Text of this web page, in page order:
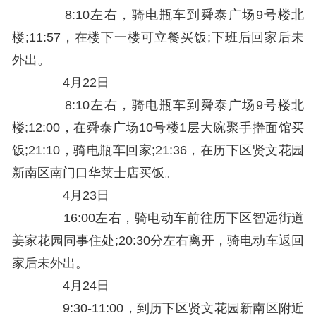
8:10左右，骑电瓶车到舜泰广场9号楼北
楼;11:57，在楼下一楼可立餐买饭;下班后回家后未
外出。
4月22日
8:10左右，骑电瓶车到舜泰广场9号楼北
楼;12:00，在舜泰广场10号楼1层大碗聚手擀面馆买
饭;21:10，骑电瓶车回家;21:36，在历下区贤文花园
新南区南门口华莱士店买饭。
4月23日
16:00左右，骑电动车前往历下区智远街道
姜家花园同事住处;20:30分左右离开，骑电动车返回
家后未外出。
4月24日
9:30-11:00，到历下区贤文花园新南区附近